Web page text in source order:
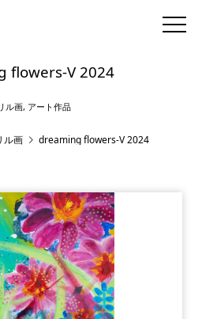
flowers-V 2024
ル画, アート作品
ル画 dreaming flowers-V 2024